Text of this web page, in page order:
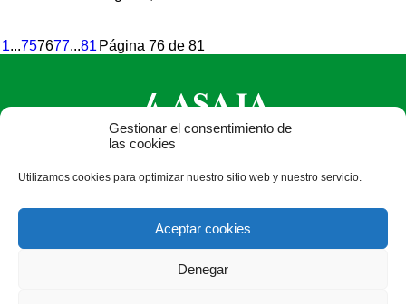
Gestionar el consentimiento de
las cookies
Utilizamos cookies para optimizar nuestro sitio web y nuestro servicio.
Aceptar cookies
Denegar
1...757677...81 Página 76 de 81
Valladolid - España · Tel.: +34 983 472 350 ·
info@asajacyl.com